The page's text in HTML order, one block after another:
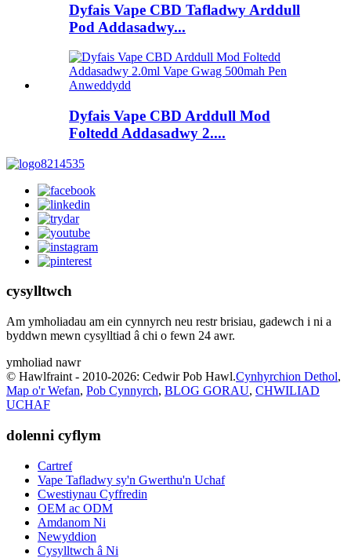
Dyfais Vape CBD Tafladwy Arddull
Pod Addasadwy...
Dyfais Vape CBD Arddull Mod
Foltedd Addasadwy 2....
cysylltwch
Am ymholiadau am ein cynnyrch neu restr brisiau, gadewch i ni a
byddwn mewn cysylltiad â chi o fewn 24 awr.
ymholiad nawr
© Hawlfraint - 2010-2026: Cedwir Pob Hawl.Cynhyrchion Dethol,
Map o'r Wefan, Pob Cynnyrch, BLOG GORAU, CHWILIAD
UCHAF
dolenni cyflym
Cartref
Vape Tafladwy sy'n Gwerthu'n Uchaf
Cwestiynau Cyffredin
OEM ac ODM
Amdanom Ni
Newyddion
Cysylltwch â Ni